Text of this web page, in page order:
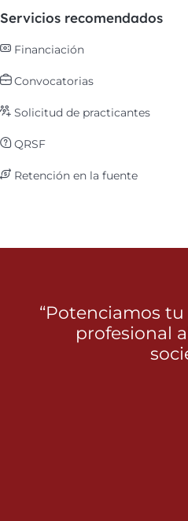
Servicios recomendados
Financiación
Convocatorias
Solicitud de practicantes
QRSF
Retención en la fuente
“Potenciamos
profesional